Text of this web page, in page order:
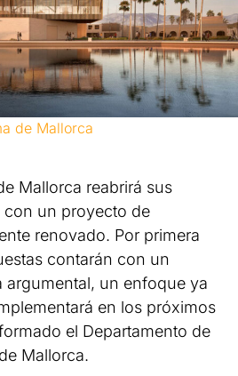
de Mallorca
Mallorca reabrirá sus
con un proyecto de
renovado. Por primera
contarán con un
argumental, un enfoque ya
en los próximos
el Departamento de
Mallorca.